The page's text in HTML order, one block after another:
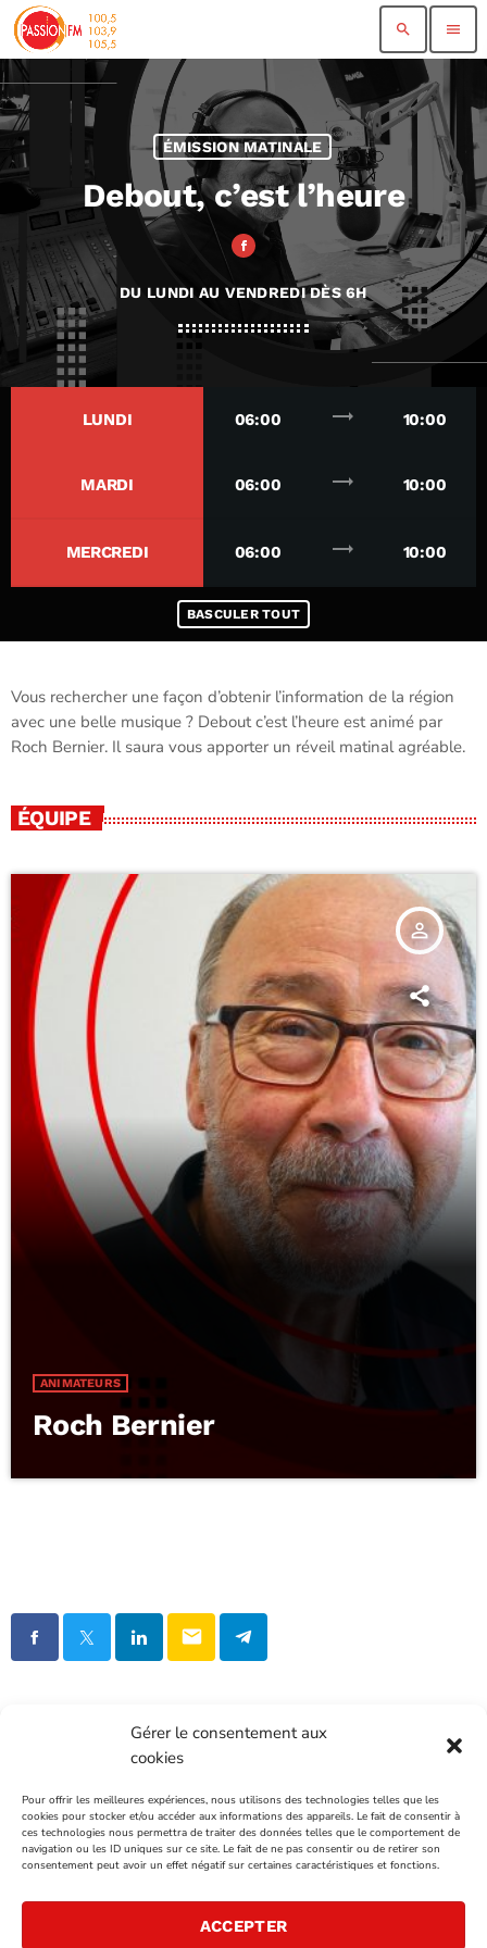
Gérer le consentement aux
cookies
Pour offrir les meilleures expériences, nous utilisons des technologies telles que les
cookies pour stocker et/ou accéder aux informations des appareils. Le fait de consentir à
ces technologies nous permettra de traiter des données telles que le comportement de
navigation ou les ID uniques sur ce site. Le fait de ne pas consentir ou de retirer son
consentement peut avoir un effet négatif sur certaines caractéristiques et fonctions.
ACCEPTER
search menu
ÉMISSION MATINALE
Debout, c’est l’heure
DU LUNDI AU VENDREDI DÈS 6H
LUNDI 06:00 trending_flat 10:00
MARDI 06:00 trending_flat 10:00
MERCREDI 06:00 trending_flat 10:00
BASCULER TOUT
Vous rechercher une façon d’obtenir l’information de la région
avec une belle musique ? Debout c’est l’heure est animé par
Roch Bernier. Il saura vous apporter un réveil matinal agréable.
ÉQUIPE
person_outline
ANIMATEURS
Roch Bernier
email
VENTES PUBLICITAIRES
NOUS JOINDRE